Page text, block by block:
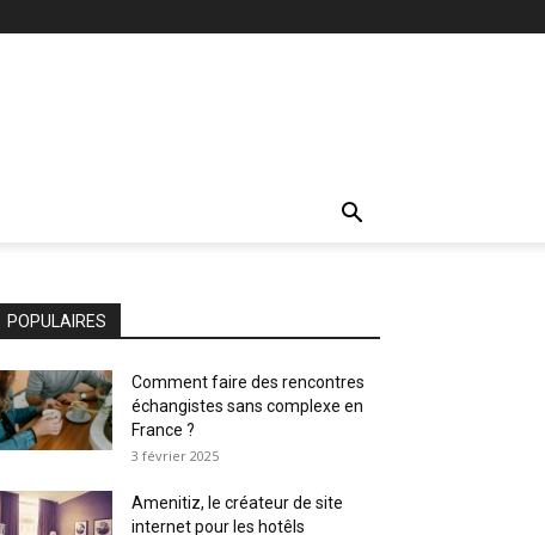
POPULAIRES
Comment faire des rencontres
échangistes sans complexe en
France ?
3 février 2025
Amenitiz, le créateur de site
internet pour les hotêls